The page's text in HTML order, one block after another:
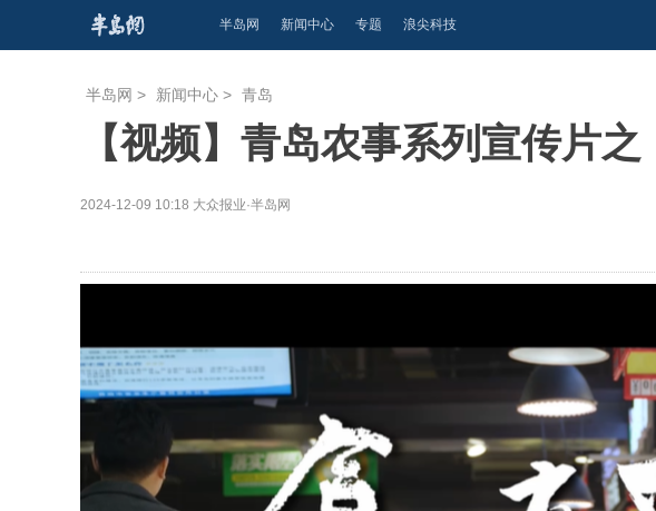
半岛网 新闻中心 专题 浪尖科技
半岛网 > 新闻中心 > 青岛
【视频】青岛农事系列宣传片之
2024-12-09 10:18 大众报业·半岛网